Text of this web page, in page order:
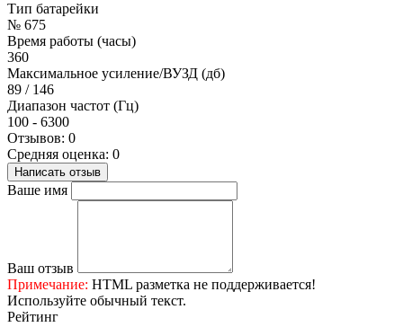
Тип батарейки
№ 675
Время работы (часы)
360
Максимальное усиление/ВУЗД (дб)
89 / 146
Диапазон частот (Гц)
100 - 6300
Отзывов: 0
Средняя оценка: 0
Написать отзыв
Ваше имя
Ваш отзыв
Примечание: HTML разметка не поддерживается!
Используйте обычный текст.
Рейтинг